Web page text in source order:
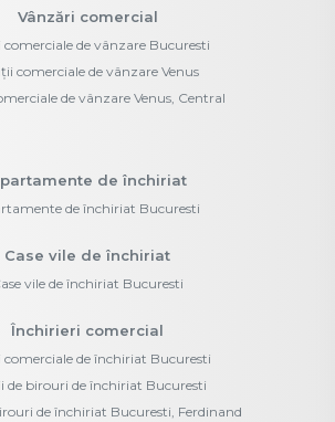
Vânzări comercial
comerciale de vânzare Bucuresti
comerciale de vânzare Venus
de vânzare Venus, Central
de închiriat
de închiriat Bucuresti
Case vile de închiriat
vile de închiriat Bucuresti
Închirieri comercial
comerciale de închiriat Bucuresti
de birouri de închiriat Bucuresti
de închiriat Bucuresti, Ferdinand